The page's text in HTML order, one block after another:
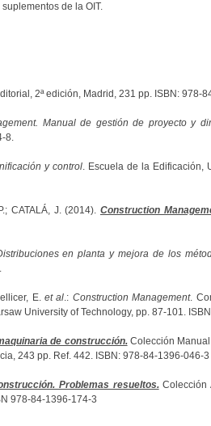
de la OIT.
2ª edición, Madrid, 231 pp. ISBN: 978-
Manual de gestión de proyecto y
8.
y control. Escuela de la Edificación,
CATALÁ, J. (2014). Construction
en planta y mejora de los
E.et al.: Construction Management.
University of Technology, pp. 87-101.
de construcción.Colección
243 pp. Ref. 442. ISBN: 978-84-1396-046-3
Problemas resueltos.Colección
978-84-1396-174-3